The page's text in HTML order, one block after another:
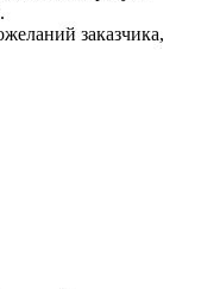
заказчика,